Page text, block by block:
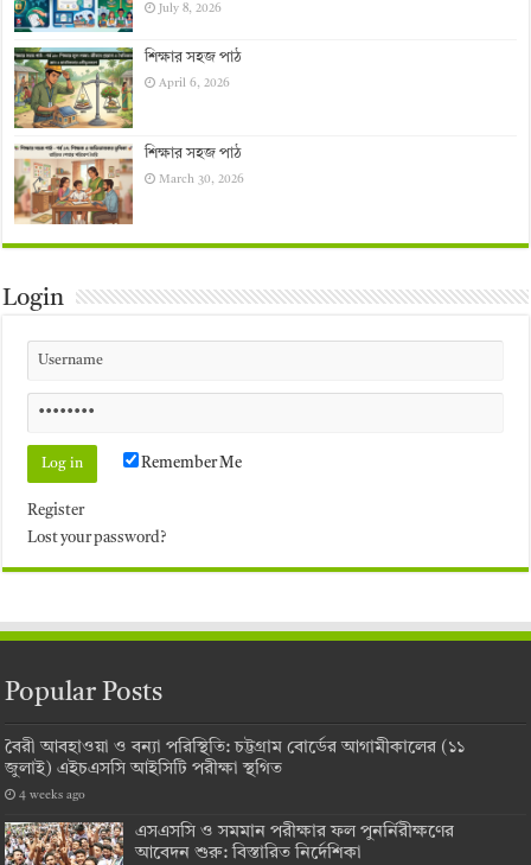
July 8, 2026
শিক্ষার সহজ পাঠ
April 6, 2026
শিক্ষার সহজ পাঠ
March 30, 2026
Login
Remember Me
Register
Lost your password?
Popular Posts
বৈরী আবহাওয়া ও বন্যা পরিস্থিতি: চট্টগ্রাম বোর্ডের আগামীকালের (১১
জুলাই) এইচএসসি আইসিটি পরীক্ষা স্থগিত
4 weeks ago
এসএসসি ও সমমান পরীক্ষার ফল পুনর্নিরীক্ষণের
আবেদন শুরু: বিস্তারিত নির্দেশিকা